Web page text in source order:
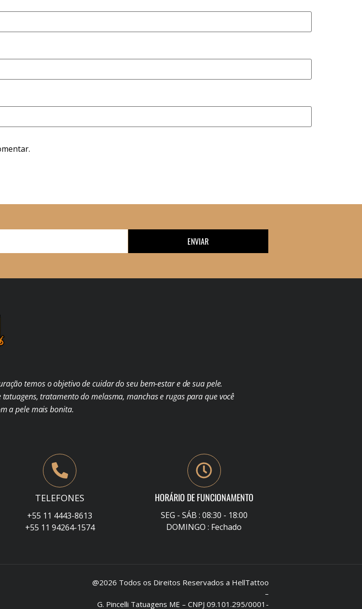
ENVIAR
temos o objetivo de cuidar do seu bem-estar e de sua pele.
tratamento do melasma, manchas e rugas para que você
a pele mais bonita.
TELEFONES
+55 11 4443-8613
+55 11 94264-1574
HORÁRIO DE FUNCIONAMENTO
SEG - SÁB : 08:30 - 18:00
DOMINGO : Fechado
@2026 Todos os Direitos Reservados a HellTattoo
–
G. Pincelli Tatuagens ME – CNPJ 09.101.295/0001-